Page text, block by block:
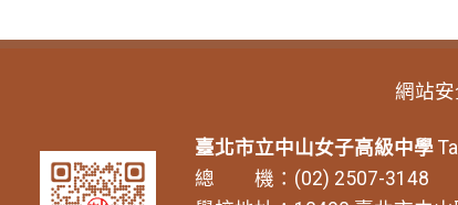
網站
臺北市立中山女子高級中學
總 機：(02) 2507-3148